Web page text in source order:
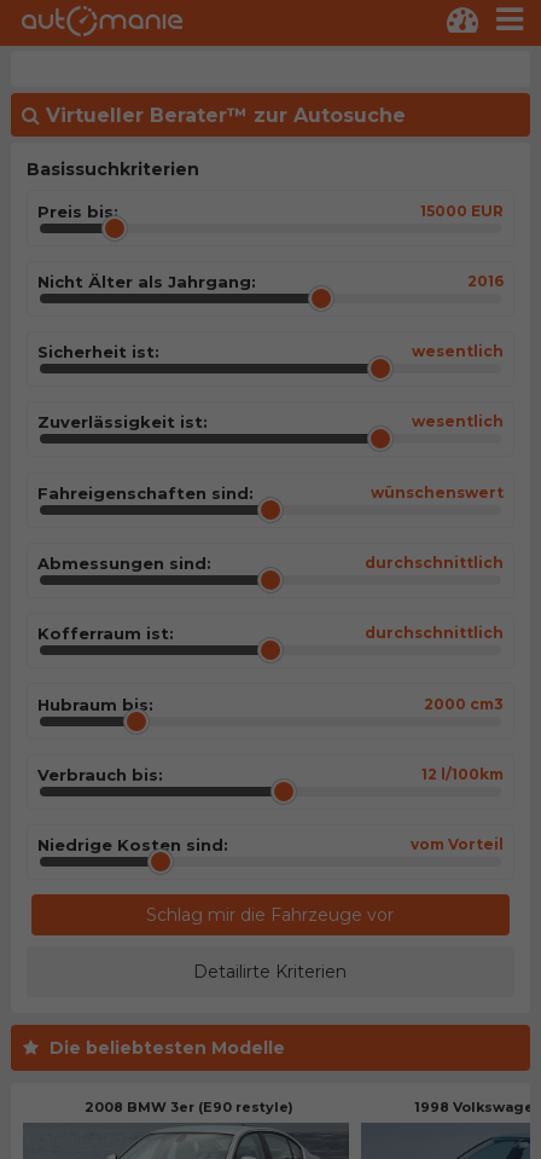
Virtueller Berater™ zur Autosuche
Basissuchkriterien
Preis bis: 15000 EUR
Nicht Älter als Jahrgang: 2016
Sicherheit ist: wesentlich
Zuverlässigkeit ist: wesentlich
Fahreigenschaften sind: wünschenswert
Abmessungen sind: durchschnittlich
Kofferraum ist: durchschnittlich
Hubraum bis: 2000 cm3
Verbrauch bis: 12 l/100km
Niedrige Kosten sind: vom Vorteil
Schlag mir die Fahrzeuge vor
Detailirte Kriterien
Die beliebtesten Modelle
2008 BMW 3er (E90 restyle) 1998